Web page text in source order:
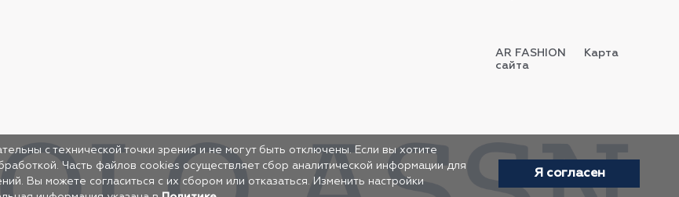
AR FASHION
Карта
сайта
с технической точки зрения и не могут быть отключены. Если вы хотите
Часть файлов cookies осуществляет сбор аналитической информации для
Вы можете согласиться с их сбором или отказаться. Изменить настройки
Я согласен